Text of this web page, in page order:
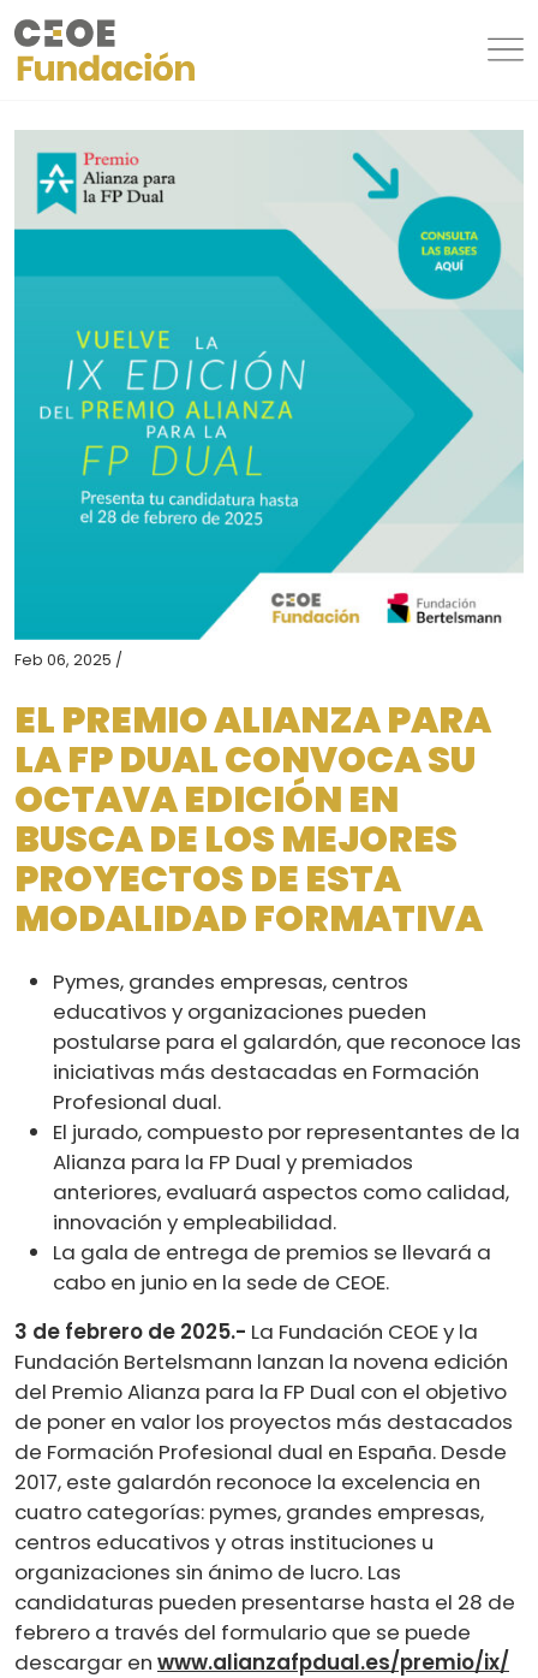
Feb 06, 2025 /
EL PREMIO ALIANZA PARA
LA FP DUAL CONVOCA SU
OCTAVA EDICIÓN EN
BUSCA DE LOS MEJORES
PROYECTOS DE ESTA
MODALIDAD FORMATIVA
Pymes, grandes empresas, centros
educativos y organizaciones pueden
postularse para el galardón, que reconoce las
iniciativas más destacadas en Formación
Profesional dual.
El jurado, compuesto por representantes de la
Alianza para la FP Dual y premiados
anteriores, evaluará aspectos como calidad,
innovación y empleabilidad.
La gala de entrega de premios se llevará a
cabo en junio en la sede de CEOE.
3 de febrero de 2025.- La Fundación CEOE y la
Fundación Bertelsmann lanzan la novena edición
del Premio Alianza para la FP Dual con el objetivo
de poner en valor los proyectos más destacados
de Formación Profesional dual en España. Desde
2017, este galardón reconoce la excelencia en
cuatro categorías: pymes, grandes empresas,
centros educativos y otras instituciones u
organizaciones sin ánimo de lucro. Las
candidaturas pueden presentarse hasta el 28 de
febrero a través del formulario que se puede
descargar en www.alianzafpdual.es/premio/ix/